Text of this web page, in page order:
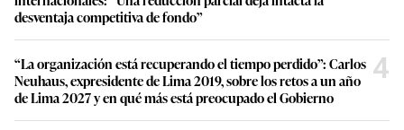
desventaja competitiva de fondo”
“La organización está recuperando el tiempo perdido”: Carlos
Neuhaus, expresidente de Lima 2019, sobre los retos a un año
de Lima 2027 y en qué más está preocupado el Gobierno
4